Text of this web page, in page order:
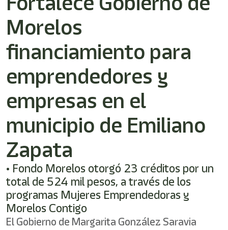
Este
acceso
directo
lector
de
pantalla
ayudarle
navegar
interactuar
con
contenido.
Morelos
financiamiento para
emprendedores y
empresas en el
municipio de Emiliano
Zapata
• Fondo Morelos otorgó 23 créditos por un
total de 524 mil pesos, a través de los
programas Mujeres Emprendedoras y
Morelos Contigo
El Gobierno de Margarita González Saravia